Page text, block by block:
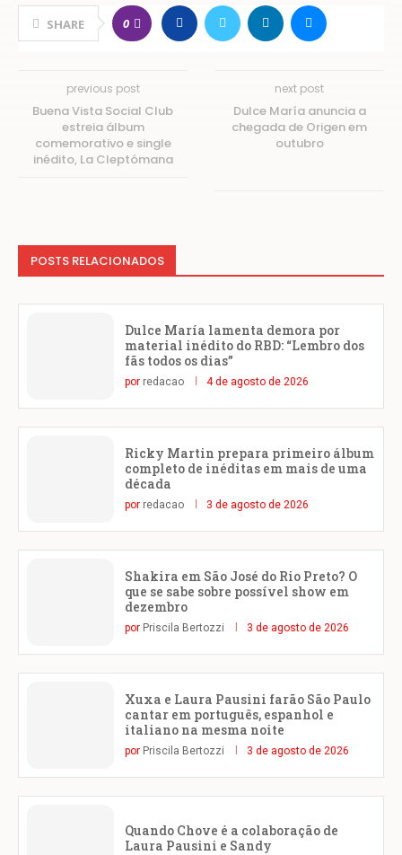
SHARE 0
previous post
Buena Vista Social Club
estreia álbum
comemorativo e single
inédito, La Cleptómana
next post
Dulce María anuncia a
chegada de Origen em
outubro
POSTS RELACIONADOS
Dulce María lamenta demora por
material inédito do RBD: “Lembro dos
fãs todos os dias”
por redacao 4 de agosto de 2026
Ricky Martin prepara primeiro álbum
completo de inéditas em mais de uma
década
por redacao 3 de agosto de 2026
Shakira em São José do Rio Preto? O
que se sabe sobre possível show em
dezembro
por Priscila Bertozzi 3 de agosto de 2026
Xuxa e Laura Pausini farão São Paulo
cantar em português, espanhol e
italiano na mesma noite
por Priscila Bertozzi 3 de agosto de 2026
Quando Chove é a colaboração de
Laura Pausini e Sandy